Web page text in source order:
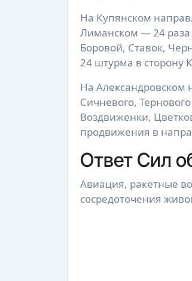
На Купянском
Лиманском — 24 раза
Боровой, Ставок,
24 штурма в сторону
На Александровском
Сичневого,
Воздвиженки,
продвижения в
Ответ Сил
Авиация, ракетные
сосредоточения